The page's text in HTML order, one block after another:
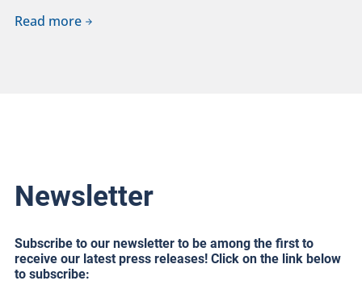
Read more
Newsletter
Subscribe to our newsletter to be among the first to
receive our latest press releases! Click on the link below
to subscribe: